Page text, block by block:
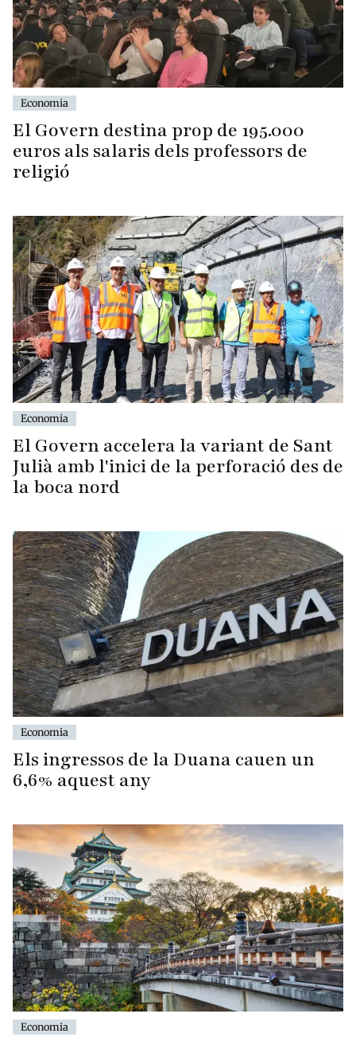
Economia
El Govern destina prop de 195.000
euros als salaris dels professors de
religió
Economia
El Govern accelera la variant de Sant
Julià amb l'inici de la perforació des de
la boca nord
Economia
Els ingressos de la Duana cauen un
6,6% aquest any
Economia